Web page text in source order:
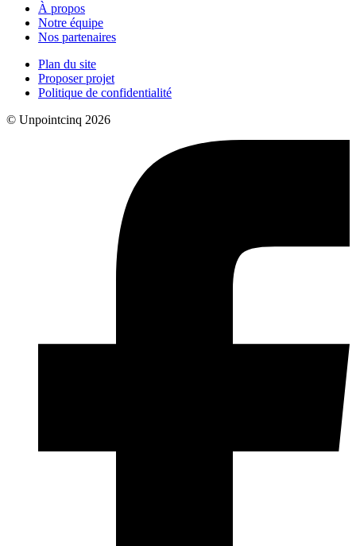
À propos
Notre équipe
Nos partenaires
Plan du site
Proposer projet
Politique de confidentialité
© Unpointcinq 2026